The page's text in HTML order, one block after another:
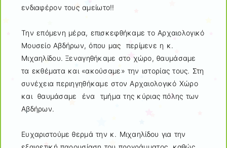
ενδιαφέρον τους αμείωτο!!
Την επόμενη μέρα, επισκεφθήκαμε το Αρχαιολογικό
Μουσείο Αβδήρων, όπου μας περίμενε η κ.
Μιχαηλίδου. Ξεναγηθήκαμε στο χώρο, θαυμάσαμε
τα εκθέματα και «ακούσαμε» την ιστορίας τους. Στη
συνέχεια περιηγηθήκαμε στον Αρχαιολογικό Χώρο
και θαυμάσαμε ένα τμήμα της κύριας πόλης των
Αβδήρων.
Ευχαριστούμε θερμά την κ. Μιχαηλίδου για την